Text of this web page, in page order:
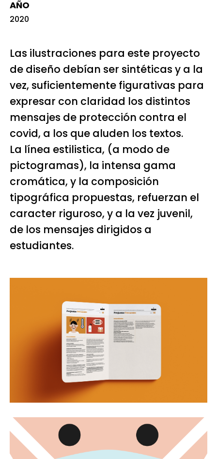
AÑO
2020
Las ilustraciones para este proyecto
de diseño debían ser sintéticas y a la
vez, suficientemente figurativas para
expresar con claridad los distintos
mensajes de protección contra el
covid, a los que aluden los textos.
La línea estilistica, (a modo de
pictogramas), la intensa gama
cromática, y la composición
tipográfica propuestas, refuerzan el
caracter riguroso, y a la vez juvenil,
de los mensajes dirigidos a
estudiantes.